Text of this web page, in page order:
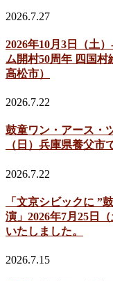
2026.7.27
2026年10月3日（土
ム開村50周年 四国
高松市）
2026.7.22
鼓童ワン・アース・
（日）兵庫県養父市
2026.7.22
「文京シビックに ”
演」2026年7月25日
いたしました。
2026.7.15